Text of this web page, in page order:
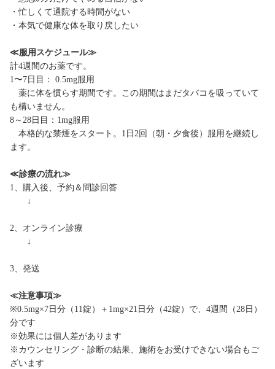
・忙しくて通院する時間がない
・本気で健康な体を取り戻したい
≪服用スケジュール≫
計4週間のお薬です。
1〜7日目： 0.5mg服用
薬に体を慣らす期間です。この期間はまだタバコを吸っていて
も構いません。
8～28日目：1mg服用
本格的な禁煙をスタート。1日2回（朝・夕食後）服用を継続し
ます。
≪診療の流れ≫
1、購入後、予約＆問診回答
↓
2、オンライン診療
↓
3、発送
≪注意事項≫
※0.5mg×7日分（11錠）＋1mg×21日分（42錠）で、4週間（28日）
分です
※効果には個人差があります
※カウンセリング・診断の結果、施術をお受けできない場合もご
ざいます